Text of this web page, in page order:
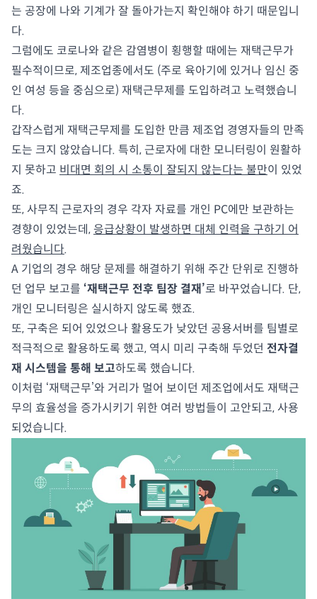
는 공장에 나와 기계가 잘 돌아가는지 확인해야 하기 때문입니
다.
그럼에도 코로나와 같은 감염병이 횡행할 때에는 재택근무가
필수적이므로, 제조업종에서도 (주로 육아기에 있거나 임신 중
인 여성 등을 중심으로) 재택근무제를 도입하려고 노력했습니
다.
갑작스럽게 재택근무제를 도입한 만큼 제조업 경영자들의 만족
도는 크지 않았습니다. 특히, 근로자에 대한 모니터링이 원활하
지 못하고 비대면 회의 시 소통이 잘되지 않는다는 불만이 있었
죠.
또, 사무직 근로자의 경우 각자 자료를 개인 PC에만 보관하는
경향이 있었는데,응급상황이 발생하면 대체 인력을 구하기 어
려웠습니다.
A 기업의 경우 해당 문제를 해결하기 위해 주간 단위로 진행하
던 업무 보고를 ‘재택근무 전후 팀장 결재’로 바꾸었습니다. 단,
개인 모니터링은 실시하지 않도록 했죠.
또, 구축은 되어 있었으나 활용도가 낮았던 공용서버를 팀별로
적극적으로 활용하도록 했고, 역시 미리 구축해 두었던 전자결
재 시스템을 통해 보고하도록 했습니다.
이처럼 ‘재택근무’와 거리가 멀어 보이던 제조업에서도 재택근
무의 효율성을 증가시키기 위한 여러 방법들이 고안되고, 사용
되었습니다.